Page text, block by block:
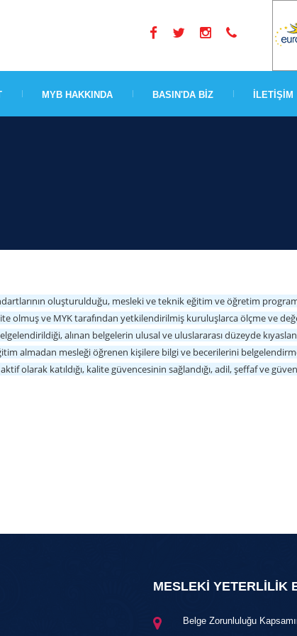
MYB HAKKINDA BASIN'DA BİZ İLETİŞİM
oluşturulduğu, mesleki ve teknik eğitim ve öğretim
olmuş ve MYK tarafından yetkilendirilmiş kuruluşlarca ölçme ve
alınan belgelerin ulusal ve uluslararası düzeyde
almadan mesleği öğrenen kişilere bilgi ve becerilerini
olarak katıldığı, kalite güvencesinin sağlandığı, adil, şeffaf ve
MESLEKİ YETERLİLİK
Belge Zorunluluğu